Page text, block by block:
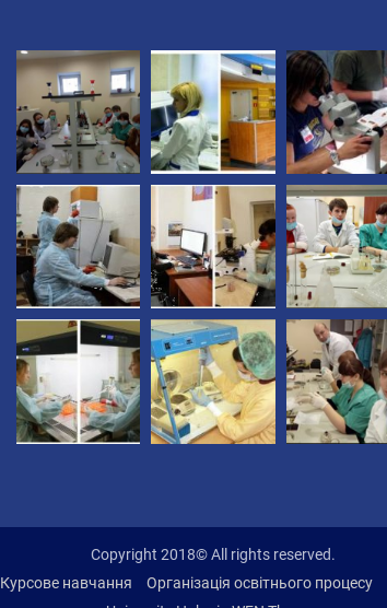
Copyright 2018© All rights reserved.
Курсове навчання Організація освітнього процесу